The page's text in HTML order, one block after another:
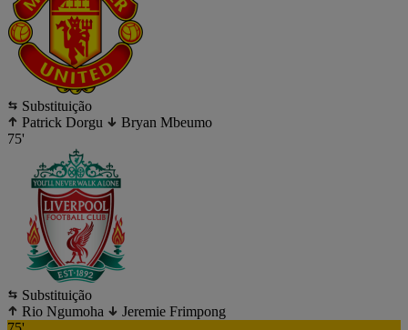
Substituição
Patrick Dorgu
Bryan Mbeumo
75'
Substituição
Rio Ngumoha
Jeremie Frimpong